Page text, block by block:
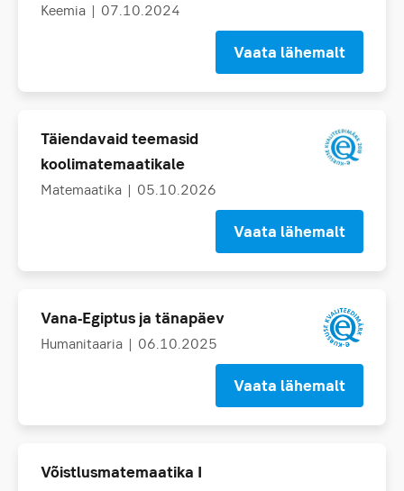
Keemia | 07.10.2024
Vaata lähemalt
Täiendavaid teemasid
koolimatemaatikale
Matemaatika | 05.10.2026
Vaata lähemalt
Vana-Egiptus ja tänapäev
Humanitaaria | 06.10.2025
Vaata lähemalt
Võistlusmatemaatika I